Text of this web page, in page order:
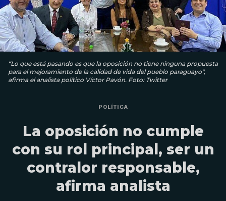
“Lo que está pasando es que la oposición no tiene ninguna propuesta
para el mejoramiento de la calidad de vida del pueblo paraguayo",
afirma el analista político Víctor Pavón. Foto: Twitter
POLÍTICA
La oposición no cumple
con su rol principal, ser un
contralor responsable,
afirma analista